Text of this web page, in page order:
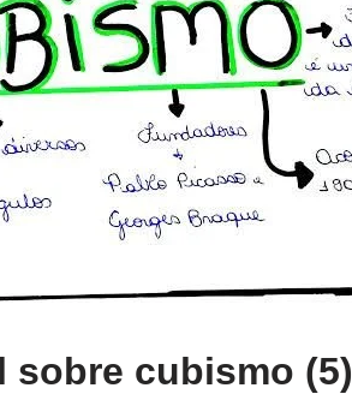
sobre cubismo (5)